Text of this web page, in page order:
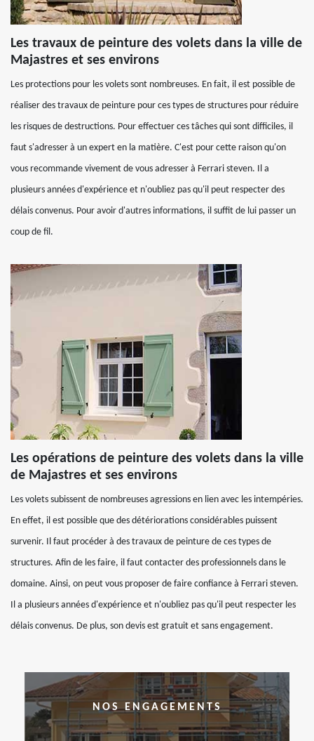
Les travaux de peinture des volets dans la ville de
Majastres et ses environs
Les protections pour les volets sont nombreuses. En fait, il est possible de
réaliser des travaux de peinture pour ces types de structures pour réduire
les risques de destructions. Pour effectuer ces tâches qui sont difficiles, il
faut s'adresser à un expert en la matière. C'est pour cette raison qu'on
vous recommande vivement de vous adresser à Ferrari steven. Il a
plusieurs années d'expérience et n'oubliez pas qu'il peut respecter des
délais convenus. Pour avoir d'autres informations, il suffit de lui passer un
coup de fil.
Les opérations de peinture des volets dans la ville
de Majastres et ses environs
Les volets subissent de nombreuses agressions en lien avec les intempéries.
En effet, il est possible que des détériorations considérables puissent
survenir. Il faut procéder à des travaux de peinture de ces types de
structures. Afin de les faire, il faut contacter des professionnels dans le
domaine. Ainsi, on peut vous proposer de faire confiance à Ferrari steven.
Il a plusieurs années d'expérience et n'oubliez pas qu'il peut respecter les
délais convenus. De plus, son devis est gratuit et sans engagement.
NOS ENGAGEMENTS